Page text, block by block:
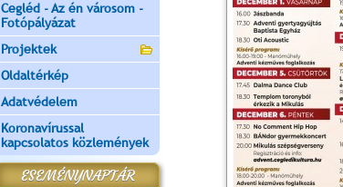
Cegléd - Az én városom -
Fotópályázat
Projektek
Oldaltérkép
Adatvédelem
Koronavírussal
kapcsolatos közlemények
ESEMÉNYNAPTÁR